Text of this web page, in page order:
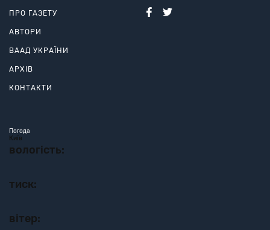
ПРО ГАЗЕТУ
АВТОРИ
ВААД УКРАЇНИ
АРХІВ
КОНТАКТИ
Погода
Київ
вологість:
тиск:
вітер: